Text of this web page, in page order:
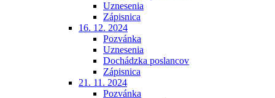
Uznesenia
Zápisnica
16. 12. 2024
Pozvánka
Uznesenia
Dochádzka poslancov
Zápisnica
21. 11. 2024
Pozvánka